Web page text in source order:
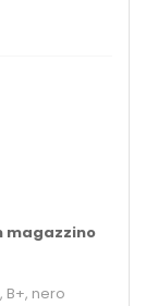
magazzino
B+, nero